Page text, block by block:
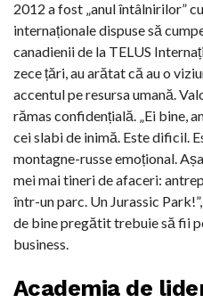
2012 a fost „anul întâlnirilor”
internaționale dispuse să
canadienii de la TELUS
zece țări, au arătat că au o
accentul pe resursa umană.
rămas confidențială. „Ei bine,
cei slabi de inimă. Este dificil.
montagne-russe emoțional.
mei mai tineri de afaceri:
într-un parc. Un Jurassic
de bine pregătit trebuie să fii
business.
Academia de